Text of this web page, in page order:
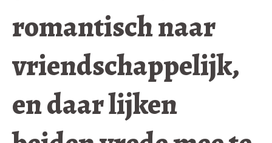
romantisch naar
vriendschappelijk,
en daar lijken